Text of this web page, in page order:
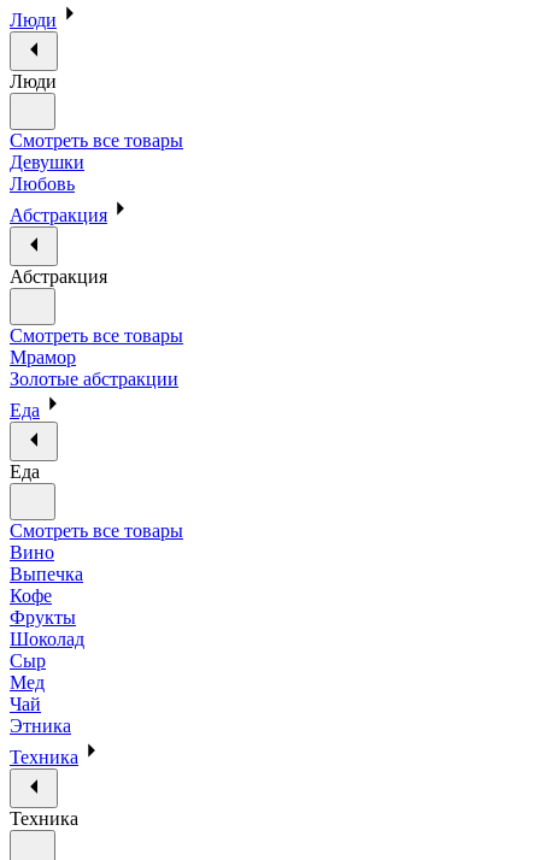
Люди
Люди
Смотреть все товары
Девушки
Любовь
Абстракция
Абстракция
Смотреть все товары
Мрамор
Золотые абстракции
Еда
Еда
Смотреть все товары
Вино
Выпечка
Кофе
Фрукты
Шоколад
Сыр
Мед
Чай
Этника
Техника
Техника